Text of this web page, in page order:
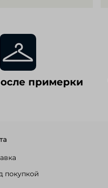
примерки
покупкой